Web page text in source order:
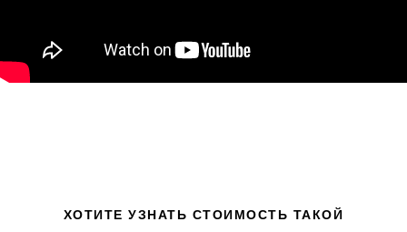
ХОТИТЕ УЗНАТЬ СТОИМОСТЬ ТАКОЙ